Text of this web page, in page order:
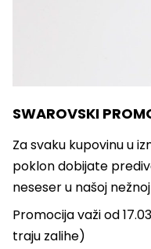
SWAROVSKI
Za svaku kupovinu u
poklon dobijate p
neseser u našoj
Promocija važi od
traju zalihe)